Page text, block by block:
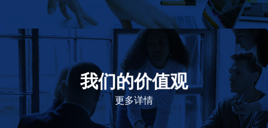
我们的价值观
更多详情
我们的价值观是爱施健存立和发展的基石。集团上下以
此为指引，为实现集团目标而共同奋斗。